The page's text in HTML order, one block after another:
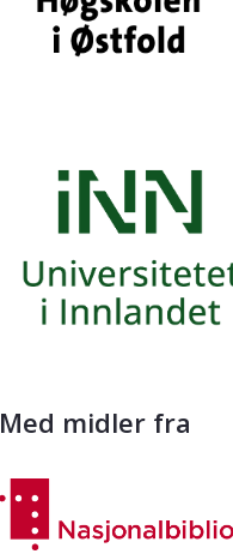
Med midler fra